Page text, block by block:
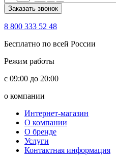
8 800 333 52 48
Бесплатно по всей России
Режим работы
с 09:00 до 20:00
о компании
Интернет-магазин
О компании
О бренде
Услуги
Контактная информация